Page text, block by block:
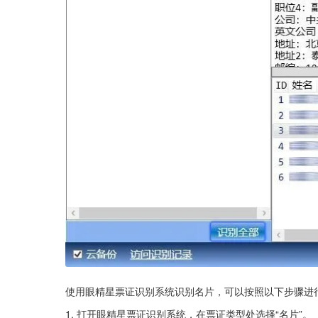
使用眼精星票证识别系统识别名片，可以按照以下步骤进
1. 打开眼精星票证识别系统，在票证类型处选择“名片”。